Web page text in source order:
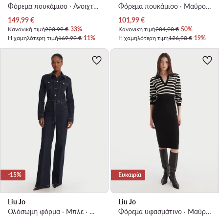
Φόρεμα πουκάμισο · Ανοιχτό μπλε · Midi
Τρέχουσα τιμή
149,99€
Κανονική τιμή223,99 €-33%
Η χαμηλότερη τιμή169,99 €-11%
Φόρεμα πουκάμισο · Μαύρο · Midi
Τρέχουσα τιμή
101,99€
Κανονική τιμή204,90 €-50%
Η χαμηλότερη τιμή126,90 €-19%
-15%
Liu Jo
Ολόσωμη φόρμα · Μπλε · Μακρύ
Ευκαιρία
Liu Jo
Φόρεμα υφασμάτινο · Μαύρο · Midi